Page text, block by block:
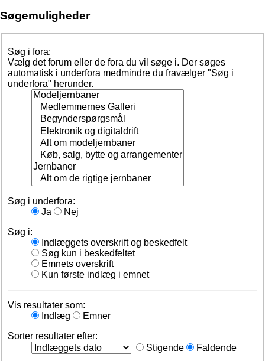
Søgemuligheder
Søg i fora:
Vælg det forum eller de fora du vil søge i. Der søges
automatisk i underfora medmindre du fravælger "Søg i
underfora" herunder.
Søg i underfora:
Ja
Nej
Søg i:
Indlæggets overskrift og beskedfelt
Søg kun i beskedfeltet
Emnets overskrift
Kun første indlæg i emnet
Vis resultater som:
Indlæg
Emner
Sorter resultater efter:
Stigende
Faldende